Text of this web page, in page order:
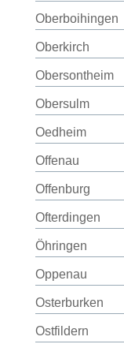
Oberboihingen
Oberkirch
Obersontheim
Obersulm
Oedheim
Offenau
Offenburg
Ofterdingen
Öhringen
Oppenau
Osterburken
Ostfildern